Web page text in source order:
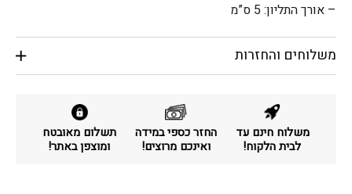
– אורך התליון: 5 ס”מ
משלוחים והחזרות
משלוח חינם עד
לבית הלקוח!
החזר כספי במידה
ואינכם מרוצים!
תשלום מאובטח
ומוצפן באתר!